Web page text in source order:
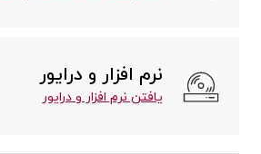
نرم افزار و درایور
یافتن نرم افزار و درایور